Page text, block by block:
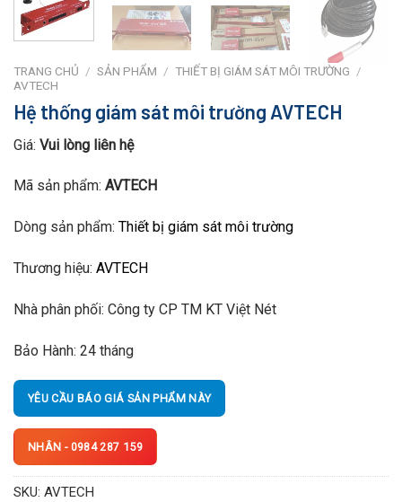
TRANG CHỦ / SẢN PHẨM / THIẾT BỊ GIÁM SÁT MÔI TRƯỜNG /
AVTECH
Hệ thống giám sát môi trường AVTECH
Giá: Vui lòng liên hệ
Mã sản phẩm: AVTECH
Dòng sản phẩm: Thiết bị giám sát môi trường
Thương hiệu: AVTECH
Nhà phân phối: Công ty CP TM KT Việt Nét
Bảo Hành: 24 tháng
YÊU CẦU BÁO GIÁ SẢN PHẨM NÀY
NHÂN - 0984 287 159
SKU: AVTECH